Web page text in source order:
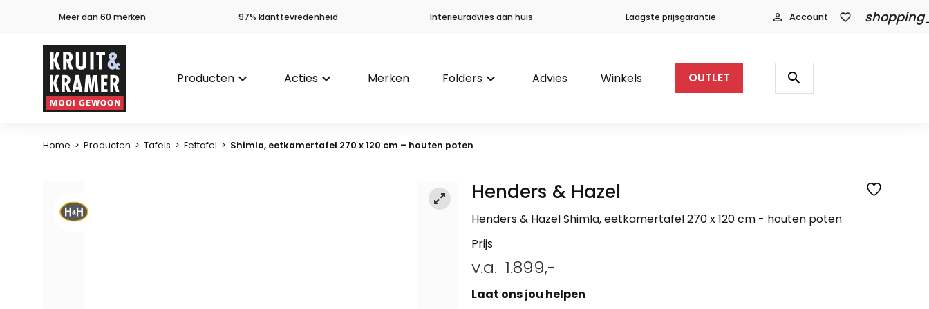
Meer dan 60 merken 97% klanttevredenheid Interieuradvies aan huis Laagste prijsgarantie person_outline Account favorite_border
Producten keyboard_arrow_down Acties keyboard_arrow_down Merken Folders keyboard_arrow_down Advies Winkels OUTLET
Producten
zoeken
search
Home > Producten > Tafels > Eettafel > Shimla, eetkamertafel 270 x 120 cm – houten poten
Henders & Hazel
Henders & Hazel Shimla, eetkamertafel 270 x 120 cm - houten poten
Prijs
v.a. 1.899,-
Laat ons jou helpen